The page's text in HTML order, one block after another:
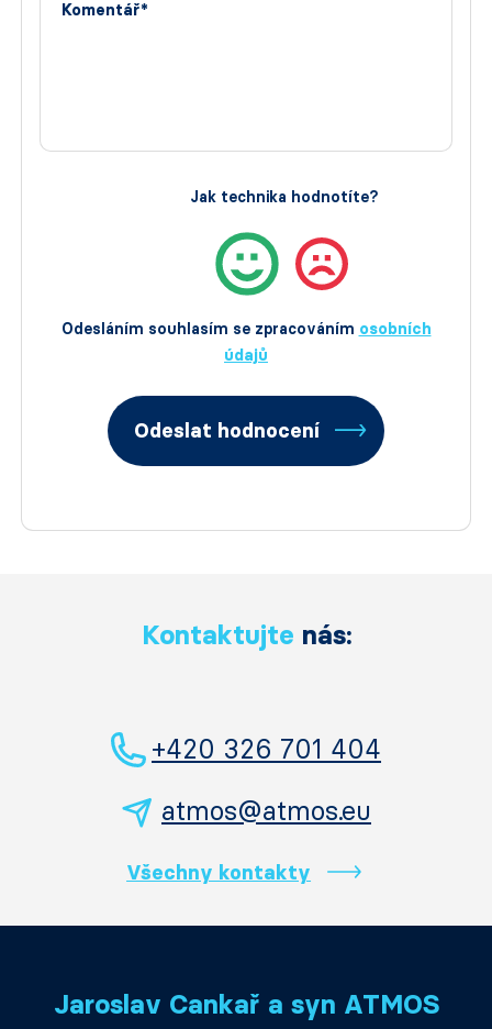
Komentář*
Odesláním souhlasím se zpracováním osobních
údajů
Jak technika hodnotíte?
Odeslat hodnocení
Kontaktujte nás:
+420 326 701 404
atmos@atmos.eu
Všechny kontakty
Jaroslav Cankař a syn ATMOS